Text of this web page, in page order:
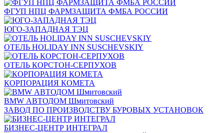
ФГУП НПЦ ФАРМЗАЩИТА ФМБА РОССИИ
ЮГО-ЗАПАДНАЯ ТЭЦ
ОТЕЛЬ HOLIDAY INN SUSCHEVSKIY
ОТЕЛЬ КОРСТОН-СЕРПУХОВ
КОРПОРАЦИЯ КОМЕТА
BMW АВТОДОМ Шмитовский
ЗАВОД ПО ПРОИЗВОДСТВУ БУРОВЫХ УСТАНОВОК
БИЗНЕС-ЦЕНТР ИНТЕГРАЛ